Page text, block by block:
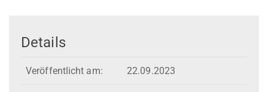
Details
Veröffentlicht am: 22.09.2023